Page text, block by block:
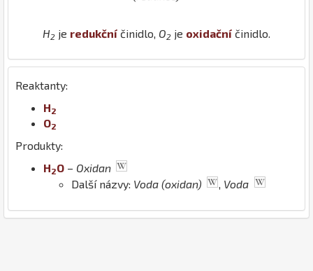
H2 je redukční činidlo, O2 je oxidační činidlo.
Reaktanty:
H2
O2
Produkty:
H2O – Oxidan
Další názvy: Voda (oxidan) Voda